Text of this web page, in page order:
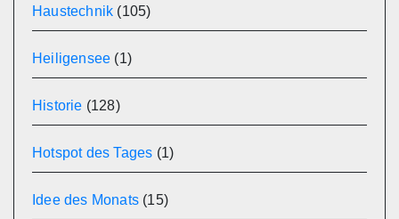
Haustechnik (105)
Heiligensee (1)
Historie (128)
Hotspot des Tages (1)
Idee des Monats (15)